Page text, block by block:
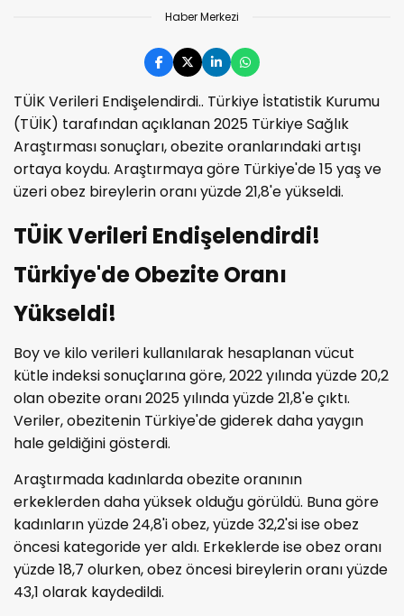
Haber Merkezi
TÜİK Verileri Endişelendirdi.. Türkiye İstatistik Kurumu
(TÜİK) tarafından açıklanan 2025 Türkiye Sağlık
Araştırması sonuçları, obezite oranlarındaki artışı
ortaya koydu. Araştırmaya göre Türkiye'de 15 yaş ve
üzeri obez bireylerin oranı yüzde 21,8'e yükseldi.
TÜİK Verileri Endişelendirdi!
Türkiye'de Obezite Oranı
Yükseldi!
Boy ve kilo verileri kullanılarak hesaplanan vücut
kütle indeksi sonuçlarına göre, 2022 yılında yüzde 20,2
olan obezite oranı 2025 yılında yüzde 21,8'e çıktı.
Veriler, obezitenin Türkiye'de giderek daha yaygın
hale geldiğini gösterdi.
Araştırmada kadınlarda obezite oranının
erkeklerden daha yüksek olduğu görüldü. Buna göre
kadınların yüzde 24,8'i obez, yüzde 32,2'si ise obez
öncesi kategoride yer aldı. Erkeklerde ise obez oranı
yüzde 18,7 olurken, obez öncesi bireylerin oranı yüzde
43,1 olarak kaydedildi.